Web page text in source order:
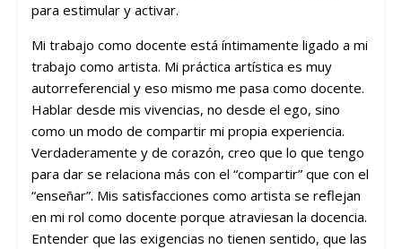
para estimular y activar.
Mi trabajo como docente está íntimamente ligado a mi
trabajo como artista. Mi práctica artística es muy
autorreferencial y eso mismo me pasa como docente.
Hablar desde mis vivencias, no desde el ego, sino
como un modo de compartir mi propia experiencia.
Verdaderamente y de corazón, creo que lo que tengo
para dar se relaciona más con el “compartir” que con el
“enseñar”. Mis satisfacciones como artista se reflejan
en mi rol como docente porque atraviesan la docencia.
Entender que las exigencias no tienen sentido, que las